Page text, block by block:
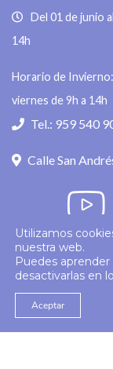
Del 01 de junio
14h
Horario de Invierno:
viernes de 9h a 14h
Tel.: 959 540
Calle San
© 2026 Colegio
Utilizamos
nuestra web.
Puedes
desactivarlas en
Aceptar